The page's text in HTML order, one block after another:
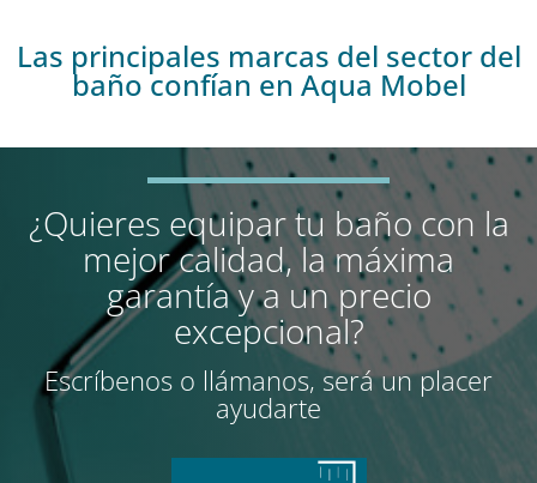
Las principales marcas del sector del
baño confían en Aqua Mobel
¿Quieres equipar tu baño con la
mejor calidad, la máxima
garantía y a un precio
excepcional?
Escríbenos o llámanos, será un placer
ayudarte